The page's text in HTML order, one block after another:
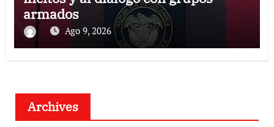
armados
Ago 9, 2026
Archives